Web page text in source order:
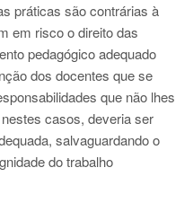
práticas são contrárias à
em risco o direito das
pedagógico adequado
dos docentes que se
que não lhes
casos, deveria ser
salvaguardando o
do trabalho